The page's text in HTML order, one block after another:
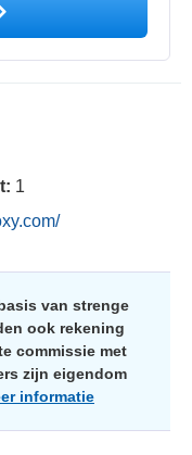
1
van strenge
ook rekening
commissie met
zijn eigendom
informatie